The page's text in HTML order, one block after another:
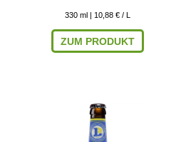
330 ml | 10,88 € / L
ZUM PRODUKT